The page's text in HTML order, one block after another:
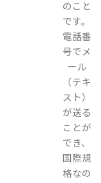
のこと
です。
電話番
号でメ
ール
（テキ
スト）
が送る
ことが
でき、
国際規
格なの